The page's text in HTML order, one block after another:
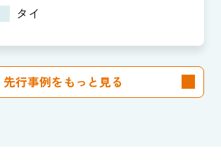
タイ
先行事例をもっと見る